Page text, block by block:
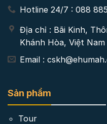
Hotline 24/7 : 088
Địa chỉ : Bãi Kinh,
Khánh Hòa, Việt Nam
Email :
Sản phẩm
Tour